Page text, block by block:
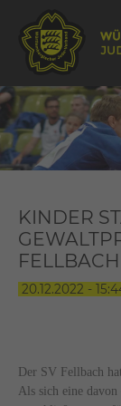
KINDER
FELLBACH
20.12.2022 -
Der SV Fellbach
Als sich eine